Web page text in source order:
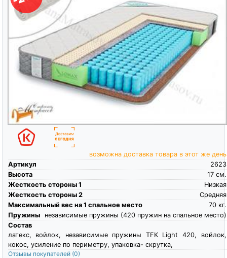
возможна доставка товара в этот же день
Артикул
2623
Высота
см.
17
Жесткость стороны 1
Низкая
Жесткость стороны 2
Средняя
Максимальный вес на 1 спальное место
кг.
70
Пружины
независимые пружины (420 пружин на спальное место)
Состав
латекс, войлок, независимые пружины TFK Light 420, войлок,
кокос, усиление по периметру, упаковка- скрутка,
Отзывы покупателей (0)